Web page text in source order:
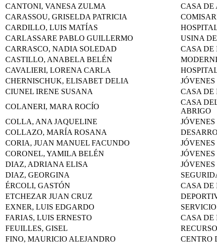
CANTONI, VANESA ZULMA
CASA DE
CARASSOU, GRISELDA PATRICIA
CARDILLO, LUIS MATÍAS
CARLASSARE PABLO GUILLERMO
USINA
CARRASCO, NADIA SOLEDAD
CASA DE
CASTILLO, ANABELA BELÉN
CAVALIERI, LORENA CARLA
CHERNISCHUK, ELISABET DELIA
CIUNEL IRENE SUSANA
CASA DE
COLANERI, MARA ROCÍO
CASA
ABRIGO
COLLA, ANA JAQUELINE
COLLAZO, MARÍA ROSANA
CORIA, JUAN MANUEL FACUNDO
CORONEL, YAMILA BELÉN
DIAZ, ADRIANA ELISA
DIAZ, GEORGINA
ÉRCOLI, GASTÓN
CASA DE
ETCHEZAR JUAN CRUZ
EXNER, LUIS EDGARDO
FARIAS, LUIS ERNESTO
CASA DE
FEUILLES, GISEL
FINO, MAURICIO ALEJANDRO
CENTRO